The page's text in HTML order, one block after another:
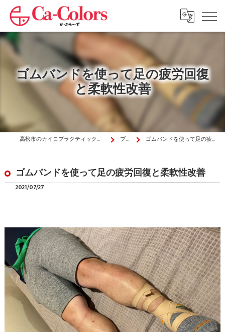
ゴムバンドを使って足の疲労回復
と柔軟性改善
高松市のカイロプラクティックはか・から～ず施術院 ブログ ゴムバンドを使って足の疲労回復と柔軟性改善
ゴムバンドを使って足の疲労回復と柔軟性改善
2021/07/27